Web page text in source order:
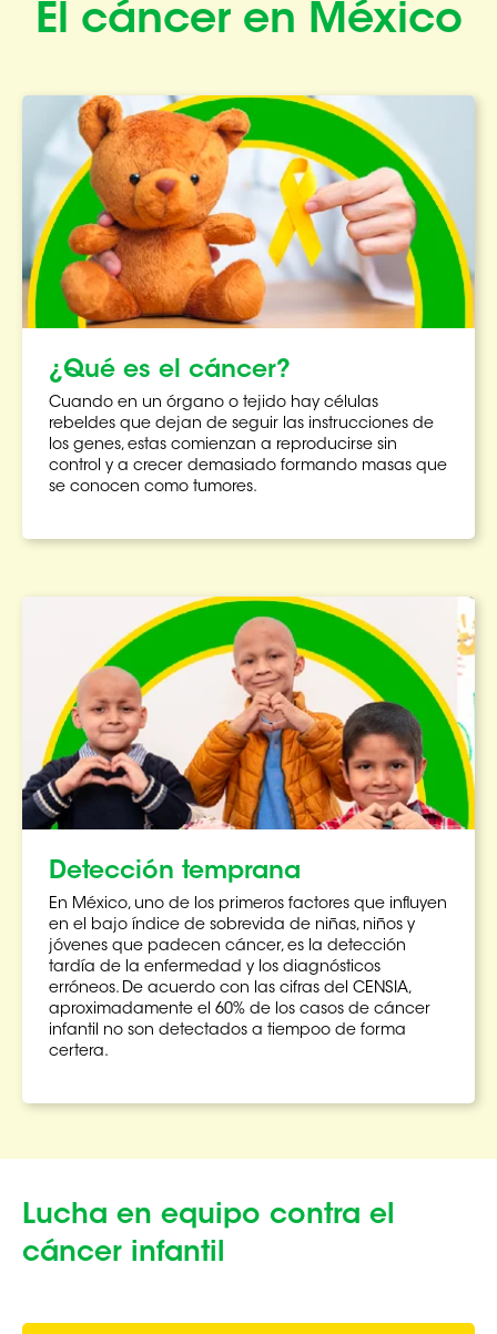
El cáncer en México
¿Qué es el cáncer?
Cuando en un órgano o tejido hay células
rebeldes que dejan de seguir las instrucciones de
los genes, estas comienzan a reproducirse sin
control y a crecer demasiado formando masas que
se conocen como tumores.
Detección temprana
En México, uno de los primeros factores que influyen
en el bajo índice de sobrevida de niñas, niños y
jóvenes que padecen cáncer, es la detección
tardía de la enfermedad y los diagnósticos
erróneos. De acuerdo con las cifras del CENSIA,
aproximadamente el 60% de los casos de cáncer
infantil no son detectados a tiempoo de forma
certera.
Lucha en equipo contra el
cáncer infantil